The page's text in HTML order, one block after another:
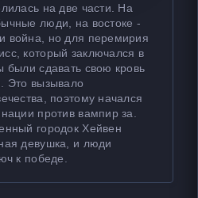
на две части. На
люди, на востоке -
война, но для перемирия
который заключался в
сдавать свою кровь
Это вызывало
поэтому начался
против вампир за.
городок Хейвен
девушка, и люди
к победе.